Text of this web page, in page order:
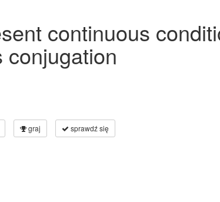
continuous
conjugation
graj sprawdź się